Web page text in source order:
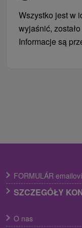
Wszystko jest w
wyjaśnić,
Informacje są
FORMULÁR
SZCZEGÓŁY
O nas